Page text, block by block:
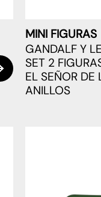
MINI FIGURAS
GANDALF Y
SET 2
EL SEÑOR DE
ANILLOS